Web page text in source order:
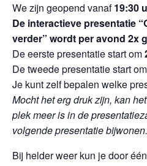
We zijn geopend vanaf19:30
De interactieve presentatie
verder” wordt per avond 2x
De eerste presentatie start om
De tweede presentatie start om
Je kunt zelf bepalen welke
Mocht het erg druk zijn, kan
plek meer is in de
volgende presentatie bijwonen.
Bij helder weer kun je door